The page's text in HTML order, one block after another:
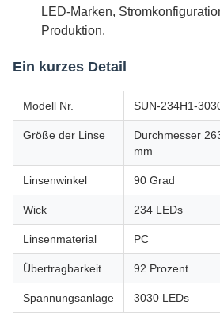
LED-Marken,
Produktion.
Ein kurzes Detail
Modell Nr. SUN-234H1-
Größe der Linse
Durchmesser
mm
Linsenwinkel 90 Grad
Wick 234 LEDs
Linsenmaterial PC
Übertragbarkeit 92 Prozent
Spannungsanlage 3030 LEDs